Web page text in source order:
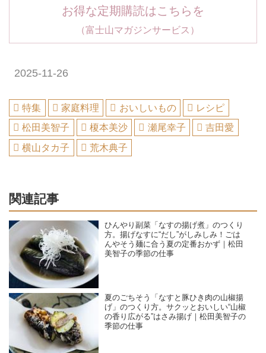
お得な定期購読はこちらを
（富士山マガジンサービス）
2025-11-26
特集 家庭料理 おいしいもの
レシピ
松田美智子
榎本美沙 瀬尾幸子
吉田愛
横山タカ子
荒木典子
関連記事
ひんやり副菜「なすの揚げ煮」のつくり
方。揚げなすに“だし”がしみしみ！ごは
んやそう麺に合う夏の定番おかず｜松田
美智子の季節の仕事
夏のごちそう「なすと豚ひき肉の山椒揚
げ」のつくり方。サクッとおいしい“山椒
の香り広がる”はさみ揚げ｜松田美智子の
季節の仕事